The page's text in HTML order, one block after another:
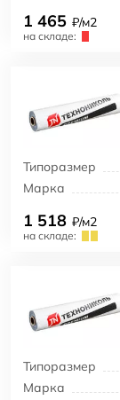
1 465 ₽/м2
на складе:
Типоразмер
Марка
1 518 ₽/м2
на складе:
Типоразмер
Марка